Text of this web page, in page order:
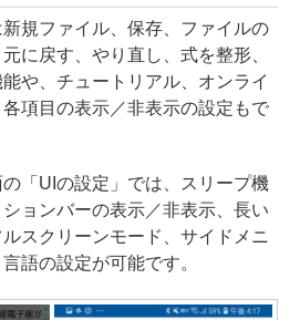
規ファイル、保存、ファイルの
に戻す、やり直し、式を整形、
や、チュートリアル、オンライ
項目の表示／非表示の設定もで
「UIの設定」では、スリープ機
ョンバーの表示／非表示、長い
スクリーンモード、サイドメニ
語の設定が可能です。